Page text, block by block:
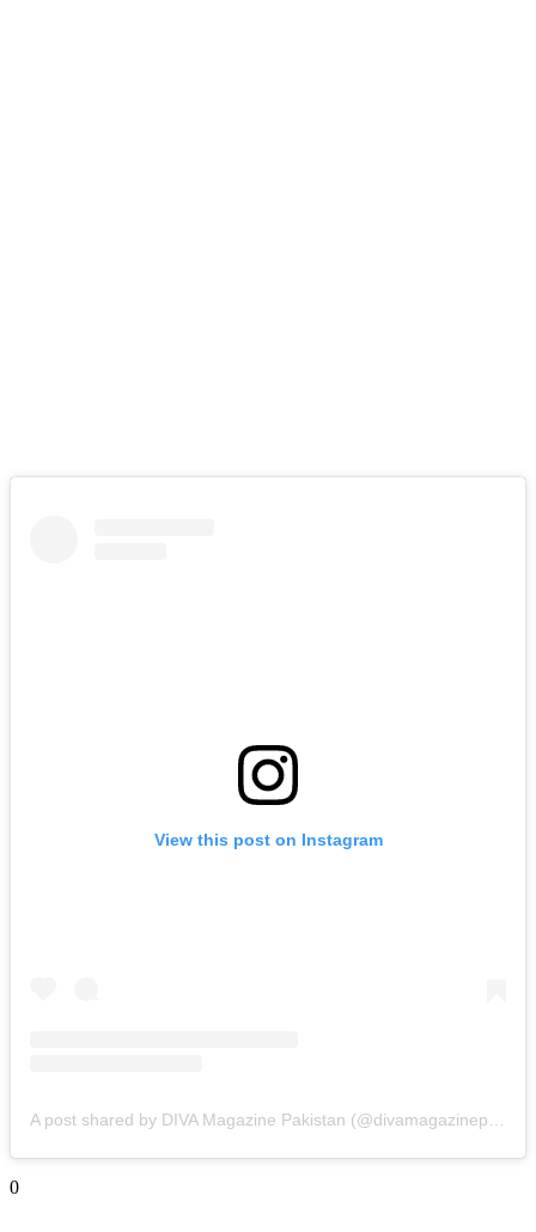
View this post on Instagram
0